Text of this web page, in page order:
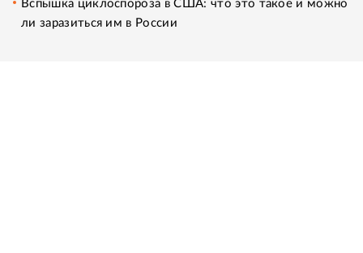
Вспышка циклоспороза в США: что это такое и можно
ли заразиться им в России